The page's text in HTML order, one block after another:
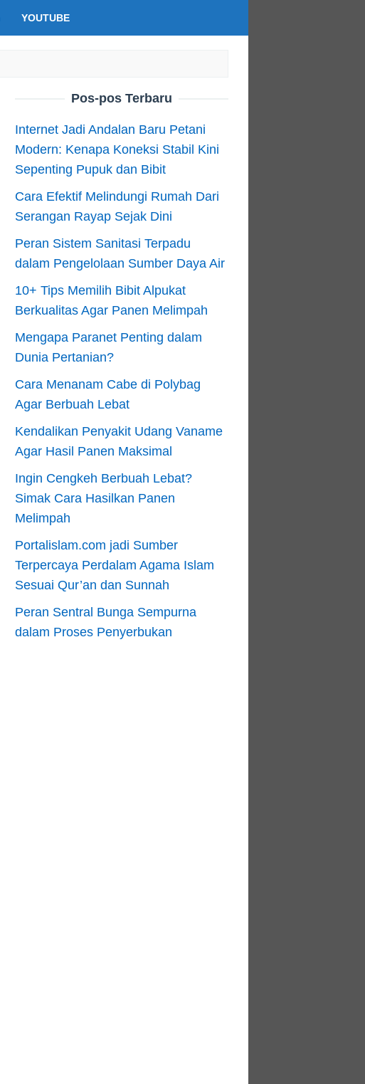
YOUTUBE
Pos-pos Terbaru
Internet Jadi Andalan Baru Petani
Modern: Kenapa Koneksi Stabil Kini
Sepenting Pupuk dan Bibit
Cara Efektif Melindungi Rumah Dari
Serangan Rayap Sejak Dini
Peran Sistem Sanitasi Terpadu
dalam Pengelolaan Sumber Daya Air
10+ Tips Memilih Bibit Alpukat
Berkualitas Agar Panen Melimpah
Mengapa Paranet Penting dalam
Dunia Pertanian?
Cara Menanam Cabe di Polybag
Agar Berbuah Lebat
Kendalikan Penyakit Udang Vaname
Agar Hasil Panen Maksimal
Ingin Cengkeh Berbuah Lebat?
Simak Cara Hasilkan Panen
Melimpah
Portalislam.com jadi Sumber
Terpercaya Perdalam Agama Islam
Sesuai Qur’an dan Sunnah
Peran Sentral Bunga Sempurna
dalam Proses Penyerbukan